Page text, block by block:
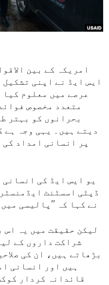
امریکہ کے بین
ایس ایڈ نے اپنی
عرصے میں معلوم
متعدد مخصوص
بحرانوں کو بہتر
دیتے ہیں۔ یہی وجہ ہے
پر انسانی امداد کی
یو ایس ایڈ کی
ڈپٹی اسسٹنٹ
نے کہا کہ ’’پالیسی
لیکن حقیقت میں یہ اس
شراکت داروں کے
بڑھاتے ہیں، ان کی
ہیں اور انسانی
قائدانہ کردار